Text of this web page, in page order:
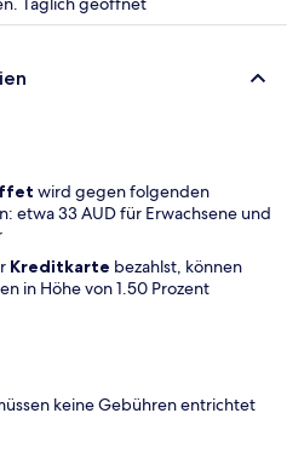
wird gegen folgenden
etwa 33 AUD für Erwachsene und
Kreditkarte bezahlst, können
in Höhe von 1.50 Prozent
keine Gebühren entrichtet